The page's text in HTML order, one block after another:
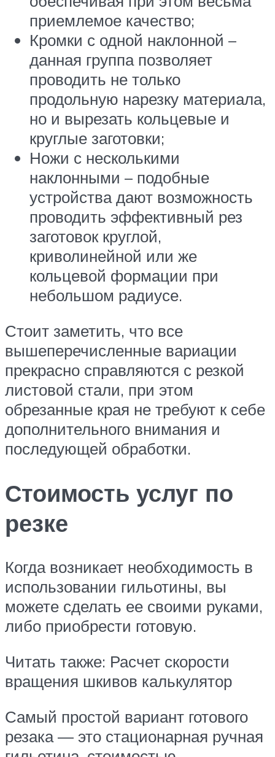
приемлемое качество;
Кромки с одной наклонной –
данная группа позволяет
проводить не только
продольную нарезку материала,
но и вырезать кольцевые и
круглые заготовки;
Ножи с несколькими
наклонными – подобные
устройства дают возможность
проводить эффективный рез
заготовок круглой,
криволинейной или же
кольцевой формации при
небольшом радиусе.
Стоит заметить, что все
вышеперечисленные вариации
прекрасно справляются с резкой
листовой стали, при этом
обрезанные края не требуют к себе
дополнительного внимания и
последующей обработки.
Стоимость услуг по
резке
Когда возникает необходимость в
использовании гильотины, вы
можете сделать ее своими руками,
либо приобрести готовую.
Читать также: Расчет скорости
вращения шкивов калькулятор
Самый простой вариант готового
резака — это стационарная ручная